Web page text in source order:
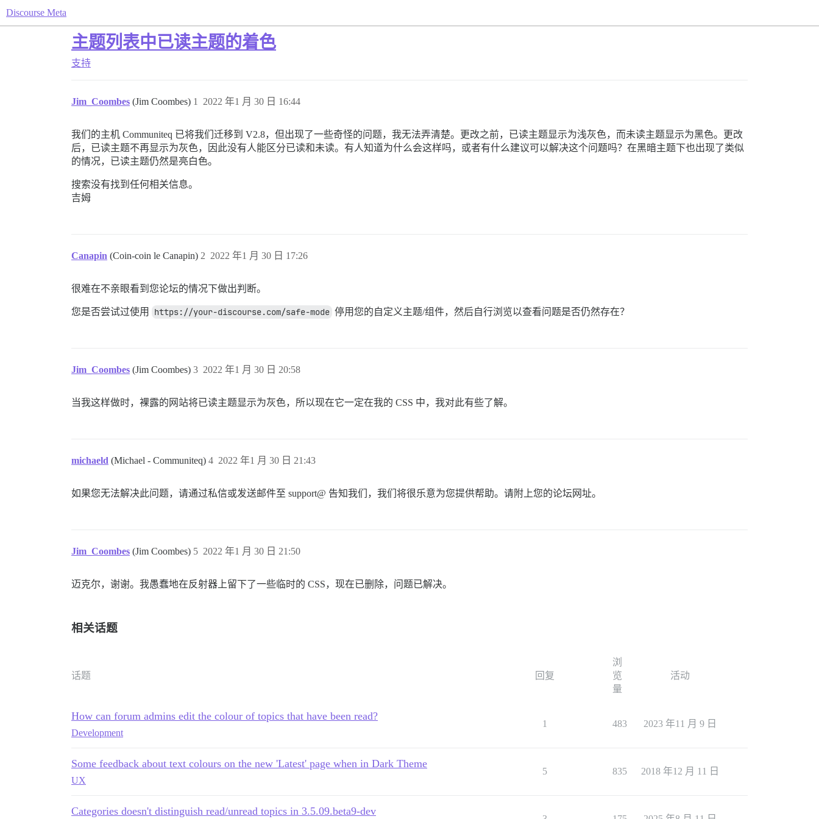
Discourse Meta
主题列表中已读主题的着色
支持
Jim_Coombes (Jim Coombes) 2022 年1 月 30 日 16:44
1
我们的主机 Communiteq 已将我们迁移到 V2.8，但出现了一些奇怪的问题，我无法弄清楚。更改之前，已读主题显示为浅灰色，而未读主题显示为黑色。更改
后，已读主题不再显示为灰色，因此没有人能区分已读和未读。有人知道为什么会这样吗，或者有什么建议可以解决这个问题吗？在黑暗主题下也出现了类似
的情况，已读主题仍然是亮白色。
搜索没有找到任何相关信息。
吉姆
Canapin (Coin-coin le Canapin) 2022 年1 月 30 日 17:26
2
很难在不亲眼看到您论坛的情况下做出判断。
您是否尝试过使用 https://your-discourse.com/safe-mode 停用您的自定义主题/组件，然后自行浏览以查看问题是否仍然存在？
Jim_Coombes (Jim Coombes) 2022 年1 月 30 日 20:58
3
当我这样做时，裸露的网站将已读主题显示为灰色，所以现在它一定在我的 CSS 中，我对此有些了解。
michaeld (Michael - Communiteq) 2022 年1 月 30 日 21:43
4
如果您无法解决此问题，请通过私信或发送邮件至 support@ 告知我们，我们将很乐意为您提供帮助。请附上您的论坛网址。
Jim_Coombes (Jim Coombes) 2022 年1 月 30 日 21:50
5
迈克尔，谢谢。我愚蠢地在反射器上留下了一些临时的 CSS，现在已删除，问题已解决。
相关话题
话题 回复
浏
览
量
活动
How can forum admins edit the colour of topics that have been read?
Development
1 483 2023 年11 月 9 日
Some feedback about text colours on the new 'Latest' page when in Dark Theme
UX
5 835 2018 年12 月 11 日
Categories doesn't distinguish read/unread topics in 3.5.09.beta9-dev